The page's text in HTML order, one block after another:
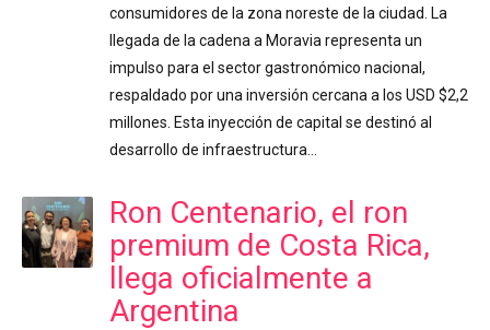
consumidores de la zona noreste de la ciudad. La
llegada de la cadena a Moravia representa un
impulso para el sector gastronómico nacional,
respaldado por una inversión cercana a los USD $2,2
millones. Esta inyección de capital se destinó al
desarrollo de infraestructura…
Ron Centenario, el ron
premium de Costa Rica,
llega oficialmente a
Argentina